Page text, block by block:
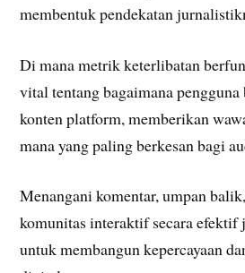
membentuk pendekatan
Di mana metrik keterlibatan
vital tentang bagaimana
konten platform, memberikan
mana yang paling berkesan bagi
Menangani komentar, umpan
komunitas interaktif secara efektif
untuk membangun kepercayaan